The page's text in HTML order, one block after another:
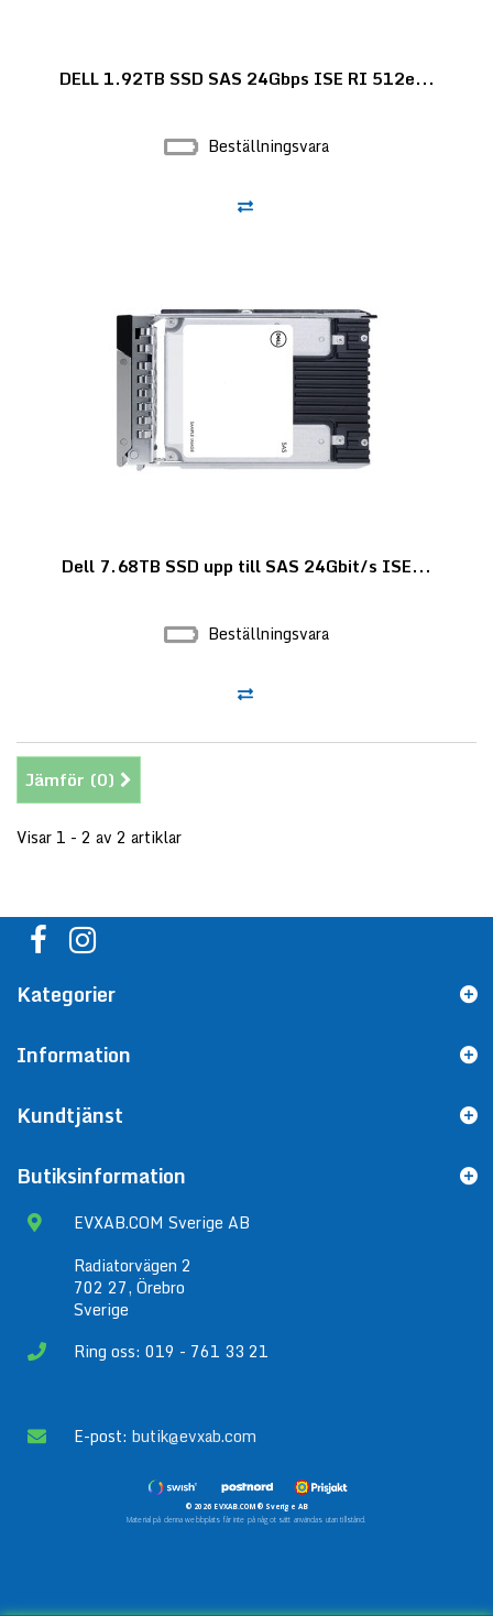
DELL 1.92TB SSD SAS 24Gbps ISE RI 512e...
Beställningsvara
Dell 7.68TB SSD upp till SAS 24Gbit/s ISE...
Beställningsvara
Jämför (0)
Visar 1 - 2 av 2 artiklar
Kategorier
Information
Kundtjänst
Butiksinformation
EVXAB.COM Sverige AB
Radiatorvägen 2
702 27, Örebro
Sverige
Ring oss: 019 - 761 33 21
E-post: butik@evxab.com
© 2026 EVXAB.COM® Sverige AB
Material på denna webbplats får inte på något sätt användas utan tillstånd.